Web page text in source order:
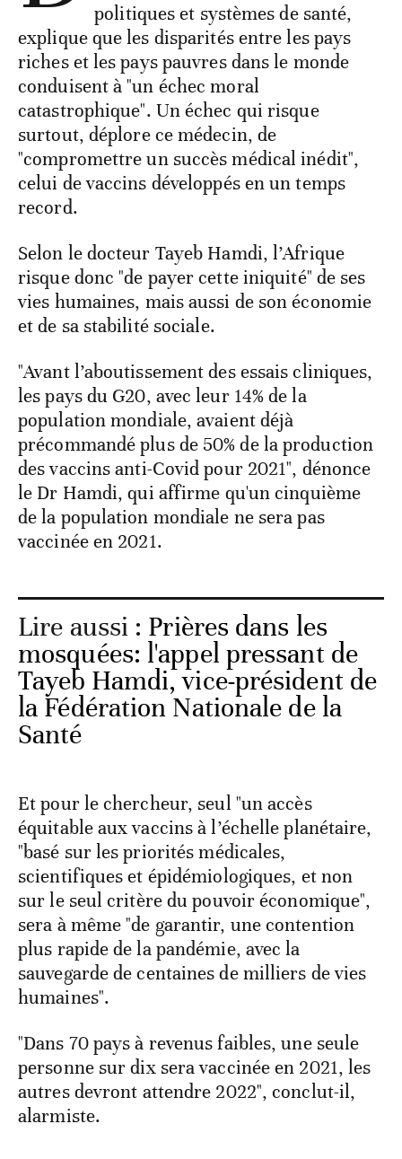
politiques et systèmes de santé,
explique que les disparités entre les pays
riches et les pays pauvres dans le monde
conduisent à "un échec moral
catastrophique". Un échec qui risque
surtout, déplore ce médecin, de
"compromettre un succès médical inédit",
celui de vaccins développés en un temps
record.
Selon le docteur Tayeb Hamdi, l’Afrique
risque donc "de payer cette iniquité" de ses
vies humaines, mais aussi de son économie
et de sa stabilité sociale.
"Avant l’aboutissement des essais cliniques,
les pays du G20, avec leur 14% de la
population mondiale, avaient déjà
précommandé plus de 50% de la production
des vaccins anti-Covid pour 2021", dénonce
le Dr Hamdi, qui affirme qu'un cinquième
de la population mondiale ne sera pas
vaccinée en 2021.
Lire aussi : Prières dans les
mosquées: l'appel pressant de
Tayeb Hamdi, vice-président de
la Fédération Nationale de la
Santé
Et pour le chercheur, seul "un accès
équitable aux vaccins à l’échelle planétaire,
"basé sur les priorités médicales,
scientifiques et épidémiologiques, et non
sur le seul critère du pouvoir économique",
sera à même "de garantir, une contention
plus rapide de la pandémie, avec la
sauvegarde de centaines de milliers de vies
humaines".
"Dans 70 pays à revenus faibles, une seule
personne sur dix sera vaccinée en 2021, les
autres devront attendre 2022", conclut-il,
alarmiste.